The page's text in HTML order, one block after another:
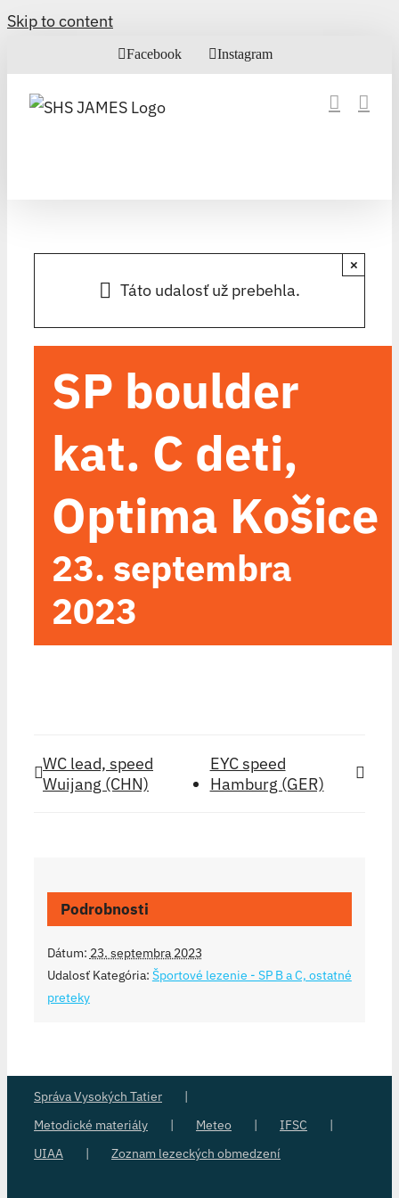
Skip to content
Facebook Instagram
Táto udalosť už prebehla.
×
SP boulder
kat. C deti,
Optima Košice
23. septembra
2023
WC lead, speed
Wuijang (CHN)
EYC speed
Hamburg (GER)
Podrobnosti
Dátum: 23. septembra 2023
Udalosť Kategória: Športové lezenie - SP B a C, ostatné
preteky
Správa Vysokých Tatier
Metodické materiály
Meteo
IFSC
UIAA
Zoznam lezeckých obmedzení